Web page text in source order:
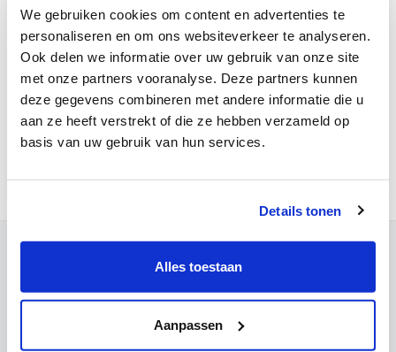
We gebruiken cookies om content en advertenties te
personaliseren en om ons websiteverkeer te analyseren.
Ook delen we informatie over uw gebruik van onze site
met onze partners vooranalyse. Deze partners kunnen
deze gegevens combineren met andere informatie die u
aan ze heeft verstrekt of die ze hebben verzameld op
basis van uw gebruik van hun services.
Details tonen
Alles toestaan
Aanpassen
Bij de start van de maand april mogen we
twee nieuwe artsen-specialisten
verwelkomen! Samen gaan ze de zorg
voor onze urologische patiënten verder
uitbouwen.
Patiënten • gepost op 5 april 2024
Meer huisartsen nieuws
Campus Leuven
Maria Theresiastraat 63 A